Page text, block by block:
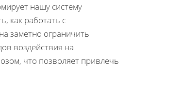
нашу систему
как работать с
заметно ограничить
воздействия на
что позволяет привлечь